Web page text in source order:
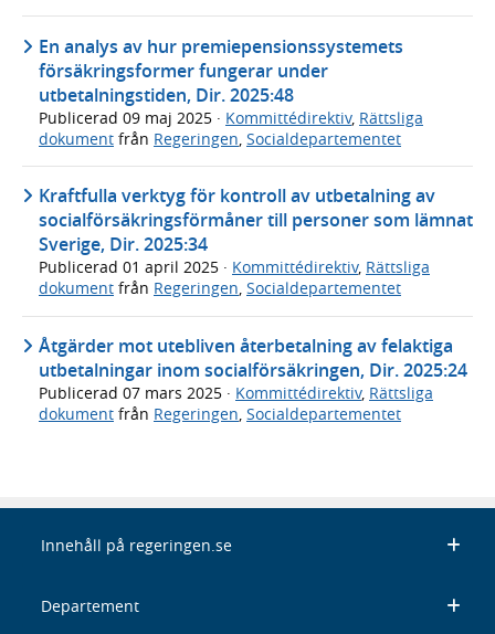
En analys av hur premiepensionssystemets
försäkringsformer fungerar under
utbetalningstiden, Dir. 2025:48
Publicerad 09 maj 2025 · Kommittédirektiv, Rättsliga
dokument från Regeringen Socialdepartementet
Kraftfulla verktyg för kontroll av utbetalning av
socialförsäkringsförmåner till personer som lämnat
Sverige, Dir. 2025:34
Publicerad 01 april 2025 · Kommittédirektiv, Rättsliga
dokument från Regeringen, Socialdepartementet
Åtgärder mot utebliven återbetalning av felaktiga
utbetalningar inom socialförsäkringen, Dir. 2025:24
Publicerad 07 mars 2025 · Kommittédirektiv, Rättsliga
dokument från Regeringen, Socialdepartementet
Innehåll på regeringen.se
Departement